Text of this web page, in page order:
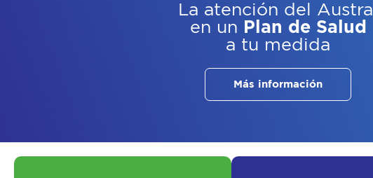
La atención del Austral
en un Plan de Salud
a tu medida
Más información